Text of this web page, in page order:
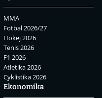
MMA
Fotbal 2026/27
Hokej 2026
Tenis 2026
F1 2026
Atletika 2026
Cyklistika 2026
Ekonomika